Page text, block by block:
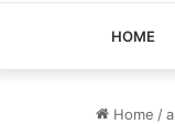
HOME
Home /